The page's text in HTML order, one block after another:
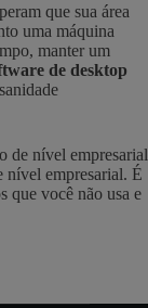
que sua área
uma máquina
manter um
de desktop
de nível empresarial
nível empresarial. É
que você não usa e